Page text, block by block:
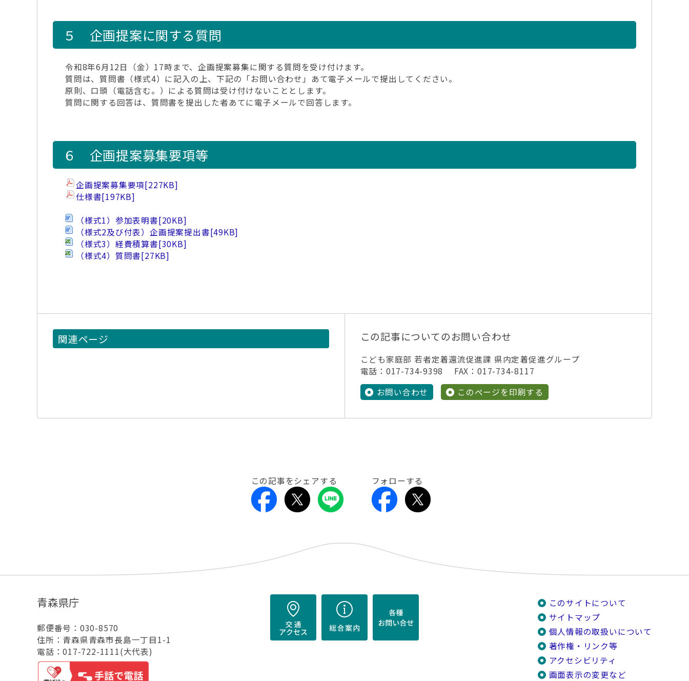
５ 企画提案に関する質問
令和8年6月12日（金）17時まで、企画提案募集に関する質問を受け付けます。
質問は、質問書（様式4）に記入の上、下記の「お問い合わせ」あて電子メールで提出してください。
原則、口頭（電話含む。）による質問は受け付けないこととします。
質問に関する回答は、質問書を提出した者あてに電子メールで回答します。
６ 企画提案募集要項等
企画提案募集要項[227KB]
仕様書[197KB]
（様式1）参加表明書[20KB]
（様式2及び付表）企画提案提出書[49KB]
（様式3）経費積算書[30KB]
（様式4）質問書[27KB]
関連ページ この記事についてのお問い合わせ
こども家庭部 若者定着還流促進課 県内定着促進グループ
電話：017-734-9398 FAX：017-734-8117
お問い合わせ
このページを印刷する
この記事をシェアする フォローする
青森県庁
郵便番号：030-8570
住所：青森県青森市長島一丁目1-1
電話：017-722-1111(大代表)
このサイトについて
サイトマップ
個人情報の取扱いについて
著作権・リンク等
アクセシビリティ
画面表示の変更など